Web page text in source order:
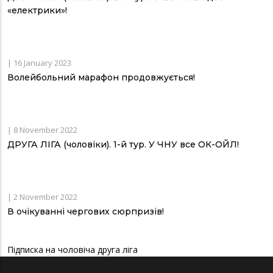
«електрики»!
| 16 January 2023
Волейбольний марафон продовжується!
| 8 November 2022
ДРУГА ЛІГА (чоловіки). 1-й тур. У ЧНУ все ОК-ОЙЛ!
| 2 November 2022
В очікуванні чергових сюрпризів!
Підписка на чоловіча друга ліга